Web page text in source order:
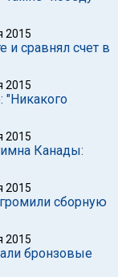
2015
и сравнял счет в
2015
"Никакого
2015
Канады:
2015
сборную
2015
бронзовые